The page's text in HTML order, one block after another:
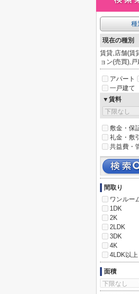
種
現在の種別
賃貸,店舗(賃
ョン(売買),
アパート
一戸建て
▼賃料
敷金・保
礼金・敷
共益費・
間取り
ワンルー
1DK
2K
2LDK
3DK
4K
4LDK以上
面積